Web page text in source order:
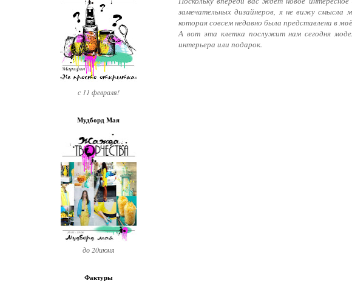
замечательных дизайнеров, я не вижу
которая совсем недавно была представлена в
А вот эта клетка послужит нам сегодня
интерьера или подарок.
с 11 февраля!
Мудборд Мая
до 20июня
Фактуры